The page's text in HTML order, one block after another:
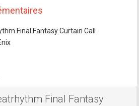
Final Fantasy Curtain Call
Final Fantasy